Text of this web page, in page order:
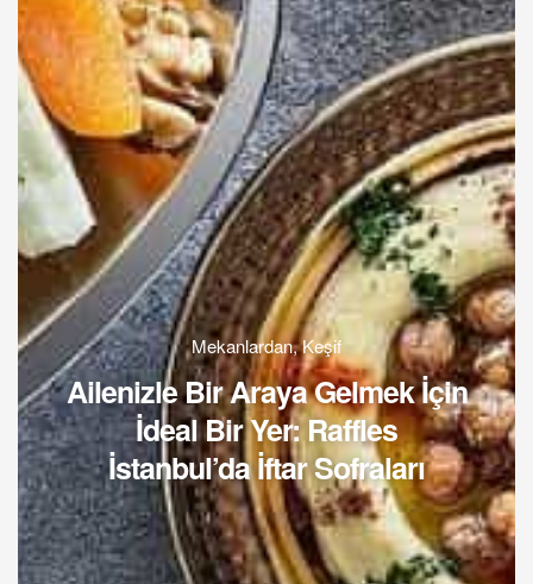
Mekanlardan,Keşif
Ailenizle Bir Araya Gelmek İçin
İdeal Bir Yer: Raffles
İstanbul’da İftar Sofraları